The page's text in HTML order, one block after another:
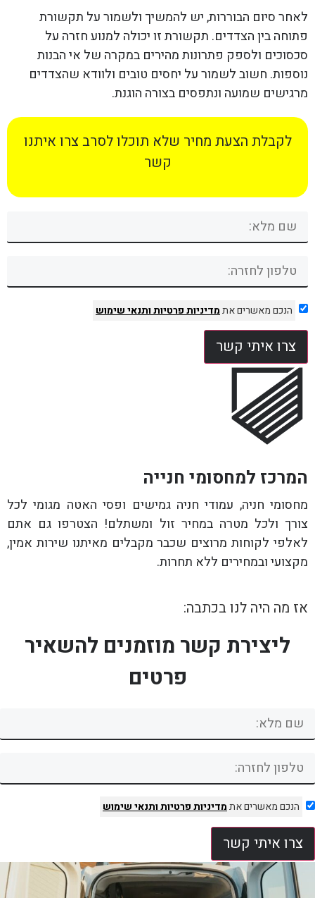
לאחר סיום הבוררות, יש להמשיך ולשמור על תקשורת
פתוחה בין הצדדים. תקשורת זו יכולה למנוע חזרה על
סכסוכים ולספק פתרונות מהירים במקרה של אי הבנות
נוספות. חשוב לשמור על יחסים טובים ולוודא שהצדדים
מרגישים שמועה ונתפסים בצורה הוגנת.
לקבלת הצעת מחיר שלא תוכלו לסרב צרו איתנו
קשר
הנכם מאשרים אתמדיניות פרטיותותנאי שימוש
צרו איתי קשר
המרכז למחסומי חנייה
מחסומי חניה, עמודי חניה גמישים ופסי האטה מגומי לכל
צורך ולכל מטרה במחיר זול ומשתלם! הצטרפו גם אתם
לאלפי לקוחות מרוצים שכבר מקבלים מאיתנו שירות אמין,
מקצועי ובמחירים ללא תחרות.
אז מה היה לנו בכתבה:
ליצירת קשר מוזמנים להשאיר
פרטים
הנכם מאשרים אתמדיניות פרטיותותנאי שימוש
צרו איתי קשר